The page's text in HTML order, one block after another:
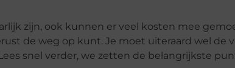
zijn, ook kunnen er veel kosten mee
de weg op kunt. Je moet uiteraard wel de
snel verder, we zetten de belangrijkste